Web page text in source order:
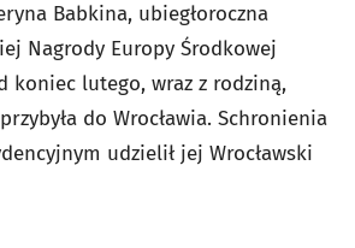
Babkina, ubiegłoroczna
Nagrody Europy Środkowej
koniec lutego, wraz z rodziną,
do Wrocławia. Schronienia
udzielił jej Wrocławski